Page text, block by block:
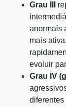
Grau III
anormais
mais
evoluir
Grau IV